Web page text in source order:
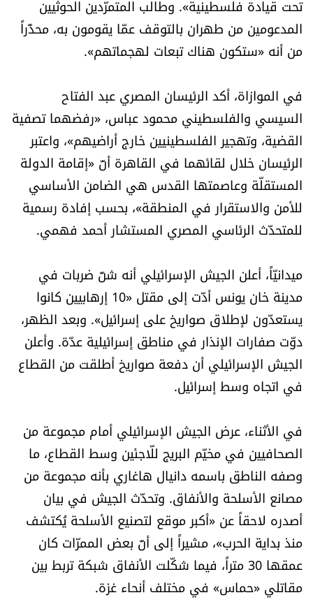
تحت قيادة فلسطينية». وطالب المتمرّدين الحوثيين
المدعومين من طهران بالتوقف عمّا يقومون به، محذّراً
من أنه «ستكون هناك تبعات لهجماتهم».
في الموازاة، أكد الرئيسان المصري عبد الفتاح
السيسي والفلسطيني محمود عباس، «رفضهما تصفية
القضية، وتهجير الفلسطينيين خارج أراضيهم»، واعتبر
الرئيسان خلال لقائهما في القاهرة أنّ «إقامة الدولة
المستقلّة وعاصمتها القدس هي الضامن الأساسي
للأمن والاستقرار في المنطقة»، بحسب إفادة رسمية
للمتحدّث الرئاسي المصري المستشار أحمد فهمي.
ميدانيّاً، أعلن الجيش الإسرائيلي أنه شنّ ضربات في
مدينة خان يونس أدّت إلى مقتل «10 إرهابيين كانوا
يستعدّون لإطلاق صواريخ على إسرائيل». وبعد الظهر،
دوّت صفارات الإنذار في مناطق إسرائيلية عدّة. وأعلن
الجيش الإسرائيلي أن دفعة صواريخ أطلقت من القطاع
في اتجاه وسط إسرائيل.
في الأثناء، عرض الجيش الإسرائيلي أمام مجموعة من
الصحافيين في مخيّم البريج للّاجئين وسط القطاع، ما
وصفه الناطق باسمه دانيال هاغاري بأنه مجموعة من
مصانع الأسلحة والأنفاق. وتحدّث الجيش في بيان
أصدره لاحقاً عن «أكبر موقع لتصنيع الأسلحة يُكتشف
منذ بداية الحرب»، مشيراً إلى أنّ بعض الممرّات كان
عمقها 30 متراً، فيما شكّلت الأنفاق شبكة تربط بين
مقاتلي «حماس» في مختلف أنحاء غزة.